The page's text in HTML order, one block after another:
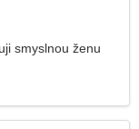
smyslnou ženu